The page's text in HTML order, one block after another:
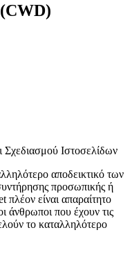
Σχεδιασμού Ιστοσελίδων
αποδεικτικό των
προσωπικής ή
πλέον είναι απαραίτητο
άνθρωποι που έχουν τις
το καταλληλότερο